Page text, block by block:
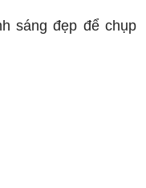
sáng đẹp để chụp